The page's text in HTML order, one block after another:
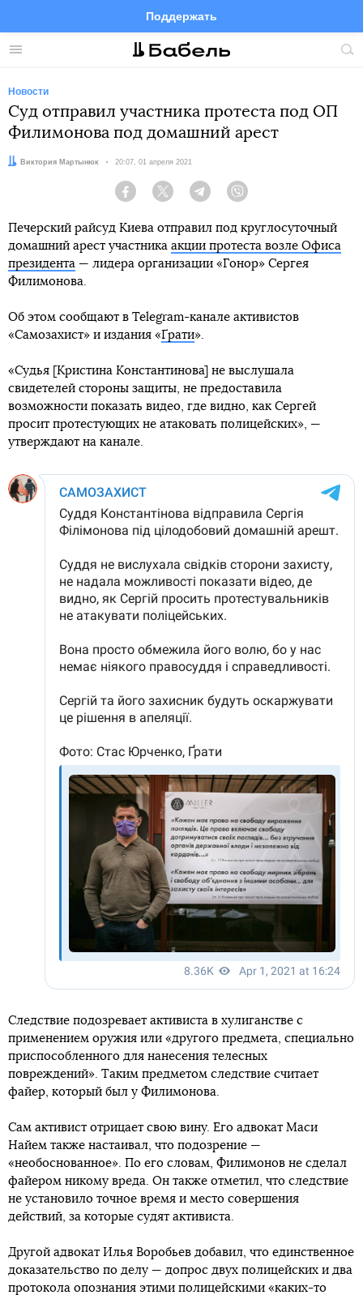
Меню
Поддержать
FacebookTelegramTwitter
Новости
Суд отправил участника протеста под ОП
Филимонова под домашний арест
Автор:Виктория Мартынюк Дата:
20:07, 01 апреля 2021
Facebook Twitter Telegram
Печерский райсуд Киева отправил под круглосуточный
домашний арест участника акции протеста возле Офиса
президента — лидера организации «Гонор» Сергея
Филимонова.
Об этом сообщают в Telegram-канале активистов
«Самозахист» и издания «Ґрати».
«Судья [Кристина Константинова] не выслушала
свидетелей стороны защиты, не предоставила
возможности показать видео, где видно, как Сергей
просит протестующих не атаковать полицейских», —
утверждают на канале.
Следствие подозревает активиста в хулиганстве с
применением оружия или «другого предмета, специально
приспособленного для нанесения телесных
повреждений». Таким предметом следствие считает
файер, который был у Филимонова.
Сам активист отрицает свою вину. Его адвокат Маси
Найем также настаивал, что подозрение —
«необоснованное». По его словам, Филимонов не сделал
файером никому вреда. Он также отметил, что следствие
не установило точное время и место совершения
действий, за которые судят активиста.
Другой адвокат Илья Воробьев добавил, что единственное
доказательство по делу — допрос двух полицейских и два
протокола опознания этими полицейскими «каких-то